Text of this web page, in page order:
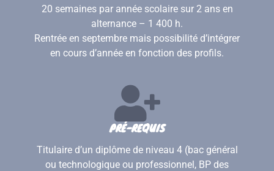
20 semaines par année scolaire sur 2 ans en
alternance – 1 400 h.
Rentrée en septembre mais possibilité d’intégrer
en cours d’année en fonction des profils.
PRÉ-REQUIS
Titulaire d’un diplôme de niveau 4 (bac général
ou technologique ou professionnel, BP des